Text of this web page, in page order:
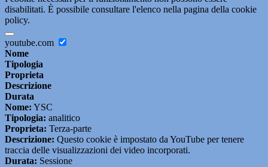
disabilitati. È possibile consultare l'elenco nella pagina della cookie
policy.
youtube.com
Nome
Tipologia
Proprieta
Descrizione
Durata
Nome: YSC
Tipologia: analitico
Proprieta: Terza-parte
Descrizione: Questo cookie è impostato da YouTube per tenere
traccia delle visualizzazioni dei video incorporati.
Durata: Sessione